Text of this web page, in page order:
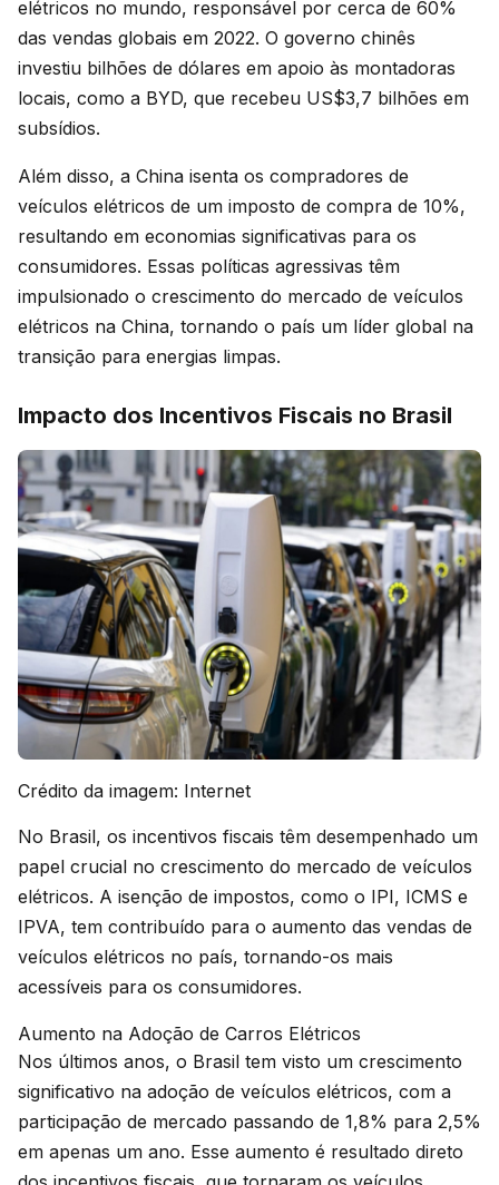
elétricos no mundo, responsável por cerca de 60%
das vendas globais em 2022. O governo chinês
investiu bilhões de dólares em apoio às montadoras
locais, como a BYD, que recebeu US$3,7 bilhões em
subsídios.
Além disso, a China isenta os compradores de
veículos elétricos de um imposto de compra de 10%,
resultando em economias significativas para os
consumidores. Essas políticas agressivas têm
impulsionado o crescimento do mercado de veículos
elétricos na China, tornando o país um líder global na
transição para energias limpas.
Impacto dos Incentivos Fiscais no Brasil
Crédito da imagem: Internet
No Brasil, os incentivos fiscais têm desempenhado um
papel crucial no crescimento do mercado de veículos
elétricos. A isenção de impostos, como o IPI, ICMS e
IPVA, tem contribuído para o aumento das vendas de
veículos elétricos no país, tornando-os mais
acessíveis para os consumidores.
Aumento na Adoção de Carros Elétricos
Nos últimos anos, o Brasil tem visto um crescimento
significativo na adoção de veículos elétricos, com a
participação de mercado passando de 1,8% para 2,5%
em apenas um ano. Esse aumento é resultado direto